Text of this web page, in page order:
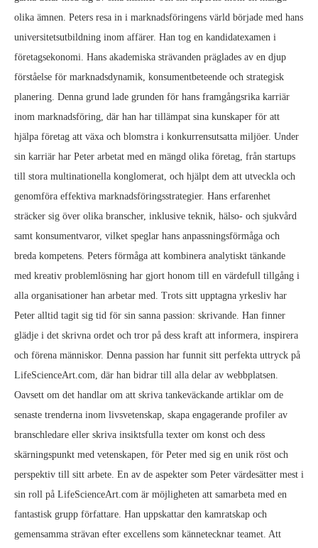
olika ämnen. Peters resa in i marknadsföringens värld började med hans
universitetsutbildning inom affärer. Han tog en kandidatexamen i
företagsekonomi. Hans akademiska strävanden präglades av en djup
förståelse för marknadsdynamik, konsumentbeteende och strategisk
planering. Denna grund lade grunden för hans framgångsrika karriär
inom marknadsföring, där han har tillämpat sina kunskaper för att
hjälpa företag att växa och blomstra i konkurrensutsatta miljöer. Under
sin karriär har Peter arbetat med en mängd olika företag, från startups
till stora multinationella konglomerat, och hjälpt dem att utveckla och
genomföra effektiva marknadsföringsstrategier. Hans erfarenhet
sträcker sig över olika branscher, inklusive teknik, hälso- och sjukvård
samt konsumentvaror, vilket speglar hans anpassningsförmåga och
breda kompetens. Peters förmåga att kombinera analytiskt tänkande
med kreativ problemlösning har gjort honom till en värdefull tillgång i
alla organisationer han arbetar med. Trots sitt upptagna yrkesliv har
Peter alltid tagit sig tid för sin sanna passion: skrivande. Han finner
glädje i det skrivna ordet och tror på dess kraft att informera, inspirera
och förena människor. Denna passion har funnit sitt perfekta uttryck på
LifeScienceArt.com, där han bidrar till alla delar av webbplatsen.
Oavsett om det handlar om att skriva tankeväckande artiklar om de
senaste trenderna inom livsvetenskap, skapa engagerande profiler av
branschledare eller skriva insiktsfulla texter om konst och dess
skärningspunkt med vetenskapen, för Peter med sig en unik röst och
perspektiv till sitt arbete. En av de aspekter som Peter värdesätter mest i
sin roll på LifeScienceArt.com är möjligheten att samarbeta med en
fantastisk grupp författare. Han uppskattar den kamratskap och
gemensamma strävan efter excellens som kännetecknar teamet. Att